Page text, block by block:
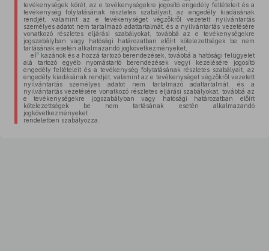
tevékenységek körét, az e tevékenységekre jogosító engedély feltételeit és a
tevékenység folytatásának részletes szabályait, az engedély kiadásának
rendjét, valamint az e tevékenységet végzőkről vezetett nyilvántartás
személyes adatot nem tartalmazó adattartalmát, és a nyilvántartás vezetésére
vonatkozó részletes eljárási szabályokat, továbbá az e tevékenységekre
jogszabályban vagy hatósági határozatban előírt kötelezettségek be nem
tartásának esetén alkalmazandó jogkövetkezményeket,
e)6kazánok és a hozzá tartozó berendezések, továbbá a hatósági felügyelet
alá tartozó egyéb nyomástartó berendezések vegyi kezelésére jogosító
engedély feltételeit és a tevékenység folytatásának részletes szabályait, az
engedély kiadásának rendjét, valamint az e tevékenységet végzőkről vezetett
nyilvántartás személyes adatot nem tartalmazó adattartalmát, és a
nyilvántartás vezetésére vonatkozó részletes eljárási szabályokat, továbbá az
e tevékenységekre jogszabályban vagy hatósági határozatban előírt
kötelezettségek be nem tartásának esetén alkalmazandó
jogkövetkezményeket
rendeletben szabályozza.